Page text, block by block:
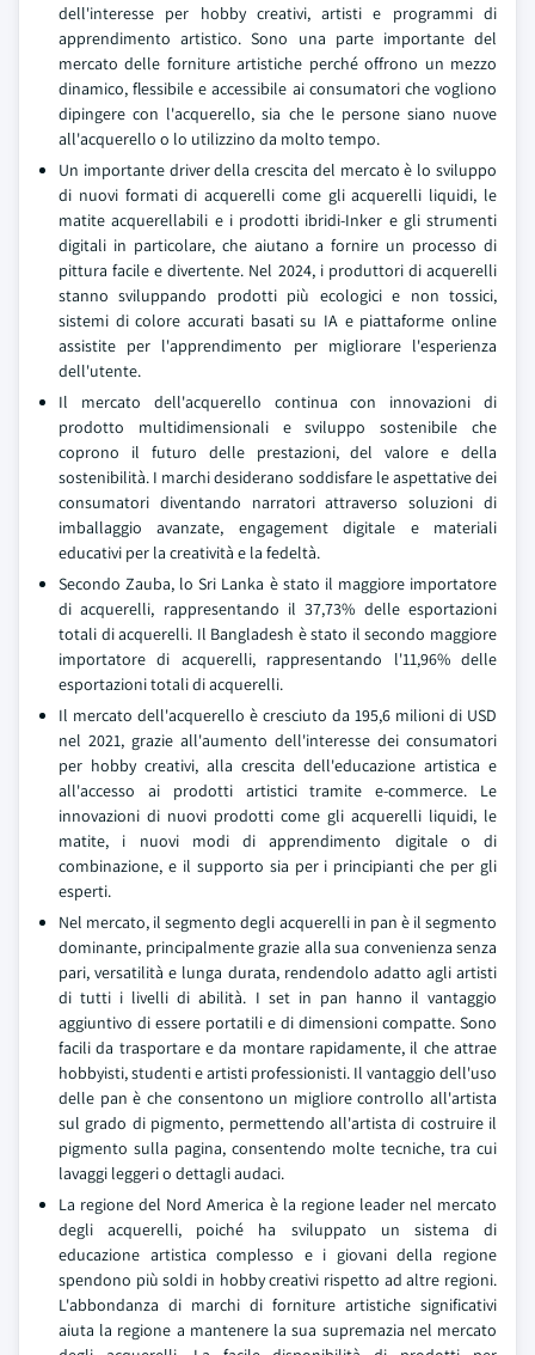
dell'interesse per hobby creativi, artisti e programmi di
apprendimento artistico. Sono una parte importante del
mercato delle forniture artistiche perché offrono un mezzo
dinamico, flessibile e accessibile ai consumatori che vogliono
dipingere con l'acquerello, sia che le persone siano nuove
all'acquerello o lo utilizzino da molto tempo.
Un importante driver della crescita del mercato è lo sviluppo
di nuovi formati di acquerelli come gli acquerelli liquidi, le
matite acquerellabili e i prodotti ibridi-Inker e gli strumenti
digitali in particolare, che aiutano a fornire un processo di
pittura facile e divertente. Nel 2024, i produttori di acquerelli
stanno sviluppando prodotti più ecologici e non tossici,
sistemi di colore accurati basati su IA e piattaforme online
assistite per l'apprendimento per migliorare l'esperienza
dell'utente.
Il mercato dell'acquerello continua con innovazioni di
prodotto multidimensionali e sviluppo sostenibile che
coprono il futuro delle prestazioni, del valore e della
sostenibilità. I marchi desiderano soddisfare le aspettative dei
consumatori diventando narratori attraverso soluzioni di
imballaggio avanzate, engagement digitale e materiali
educativi per la creatività e la fedeltà.
Secondo Zauba, lo Sri Lanka è stato il maggiore importatore
di acquerelli, rappresentando il 37,73% delle esportazioni
totali di acquerelli. Il Bangladesh è stato il secondo maggiore
importatore di acquerelli, rappresentando l'11,96% delle
esportazioni totali di acquerelli.
Il mercato dell'acquerello è cresciuto da 195,6 milioni di USD
nel 2021, grazie all'aumento dell'interesse dei consumatori
per hobby creativi, alla crescita dell'educazione artistica e
all'accesso ai prodotti artistici tramite e-commerce. Le
innovazioni di nuovi prodotti come gli acquerelli liquidi, le
matite, i nuovi modi di apprendimento digitale o di
combinazione, e il supporto sia per i principianti che per gli
esperti.
Nel mercato, il segmento degli acquerelli in pan è il segmento
dominante, principalmente grazie alla sua convenienza senza
pari, versatilità e lunga durata, rendendolo adatto agli artisti
di tutti i livelli di abilità. I set in pan hanno il vantaggio
aggiuntivo di essere portatili e di dimensioni compatte. Sono
facili da trasportare e da montare rapidamente, il che attrae
hobbyisti, studenti e artisti professionisti. Il vantaggio dell'uso
delle pan è che consentono un migliore controllo all'artista
sul grado di pigmento, permettendo all'artista di costruire il
pigmento sulla pagina, consentendo molte tecniche, tra cui
lavaggi leggeri o dettagli audaci.
La regione del Nord America è la regione leader nel mercato
degli acquerelli, poiché ha sviluppato un sistema di
educazione artistica complesso e i giovani della regione
spendono più soldi in hobby creativi rispetto ad altre regioni.
L'abbondanza di marchi di forniture artistiche significativi
aiuta la regione a mantenere la sua supremazia nel mercato